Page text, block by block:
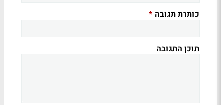
כותרת תגובה *
תוכן התגובה